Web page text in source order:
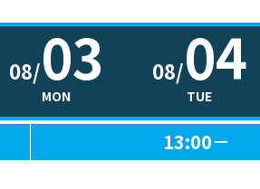
08/03
MON
08/04
TUE
13:00－